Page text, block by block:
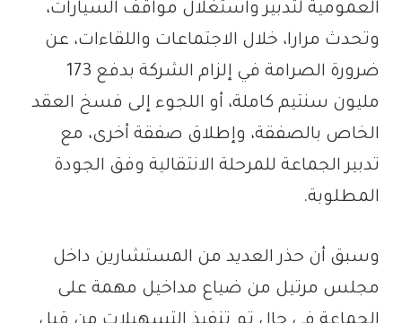
العمومية لتدبير واستغلال مواقف السيارات،
وتحدث مرارا، خلال الاجتماعات واللقاءات، عن
ضرورة الصرامة في إلزام الشركة بدفع 173
مليون سنتيم كاملة، أو اللجوء إلى فسخ العقد
الخاص بالصفقة، وإطلاق صفقة أخرى، مع
تدبير الجماعة للمرحلة الانتقالية وفق الجودة
المطلوبة.
وسبق أن حذر العديد من المستشارين داخل
مجلس مرتيل من ضياع مداخيل مهمة على